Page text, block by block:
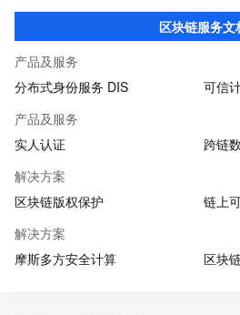
适用于供应链金融、商品溯源、版权等
区块链服务文
产品及服务
分布式身份服务 DIS
可信
产品及服务
实人认证
跨链
解决方案
区块链版权保护
链上
解决方案
摩斯多方安全计算
区块